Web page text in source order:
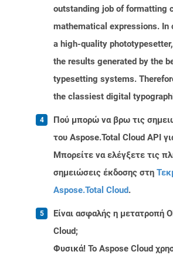
outstanding job of formatting
mathematical expressions. In
a high-quality
the results generated by the
typesetting systems.
the classiest digital
Πού μπορώ να βρω τις
του Aspose.Total Cloud API
Μπορείτε να ελέγξετε τις
σημειώσεις έκδοσης στη
Aspose.Total Cloud.
Είναι ασφαλής η μετατροπή
Cloud;
Φυσικά! Το Aspose Cloud